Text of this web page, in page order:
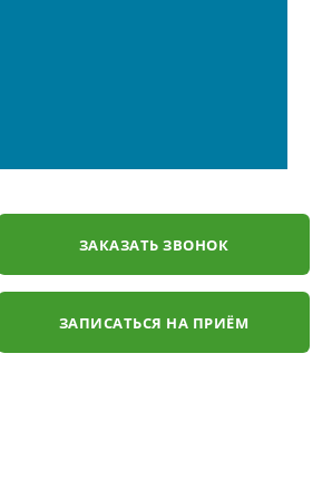
ЗАКАЗАТЬ ЗВОНОК
ЗАПИСАТЬСЯ НА ПРИЁМ